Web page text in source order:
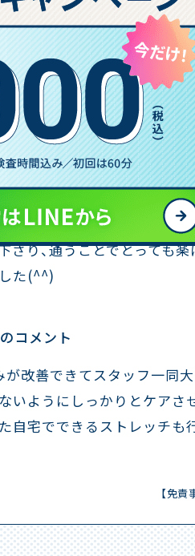
お
施
な程でした。
さり、通うことでとっても
た(^^)
コメント
改善できてスタッフ一同大
いようにしっかりとケアさ
自宅でできるストレッチも
【免